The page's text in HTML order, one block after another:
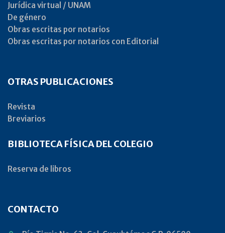
Jurídica virtual / UNAM
De género
Obras escritas por notarios
Obras escritas por notarios con Editorial
OTRAS PUBLICACIONES
Revista
Breviarios
BIBLIOTECA FÍSICA DEL COLEGIO
Reserva de libros
CONTACTO